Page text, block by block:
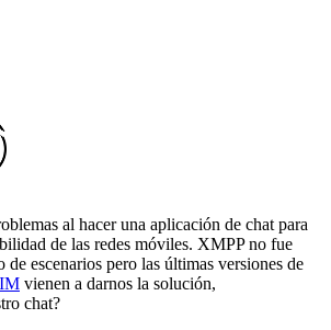
al hacer una aplicación de chat para
de las redes móviles. XMPP no fue
de escenarios pero las últimas versiones de
vienen a darnos la solución,
chat?